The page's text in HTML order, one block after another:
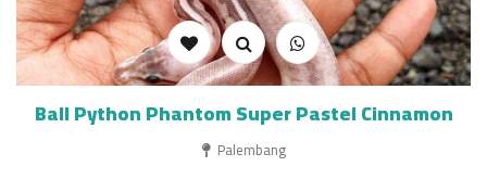
Ball Python Phantom Super Pastel Cinnamon
Palembang